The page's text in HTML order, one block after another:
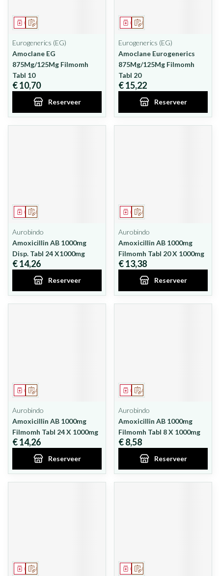
Op voorschrift
Geneesmiddel
Eurogenerics (EG)
Amoclane EG
875Mg/125Mg Filmomh
Tabl 10
€ 10,70
Reserveer
Op voorschrift
Geneesmiddel
Eurogenerics (EG)
Amoclane Eurogenerics
875Mg/125Mg Filmomh
Tabl 20
€ 15,22
Reserveer
Op voorschrift
Geneesmiddel
Aurobindo
Amoxicillin AB 1000mg
Disp. Tabl 24 X1000mg
€ 14,26
Reserveer
Op voorschrift
Geneesmiddel
Aurobindo
Amoxicillin AB 1000mg
Filmomh Tabl 20 X 1000mg
€ 13,38
Reserveer
Op voorschrift
Geneesmiddel
Aurobindo
Amoxicillin AB 1000mg
Filmomh Tabl 24 X 1000mg
€ 14,26
Reserveer
Op voorschrift
Geneesmiddel
Aurobindo
Amoxicillin AB 1000mg
Filmomh Tabl 8 X 1000mg
€ 8,58
Reserveer
Op voorschrift
Geneesmiddel Op voorschrift
Geneesmiddel